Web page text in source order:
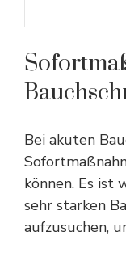
Bei akuten
können. Es ist
sehr starken
aufzusuchen,